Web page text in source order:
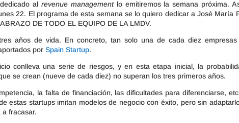
dedicado alrevenue managementlo emitiremos la semana próxima.
22. El programa de esta semana se lo quiero dedicar a José María
DE TODO EL EQUIPO DE LA LMDV.
años de vida. En concreto, tan solo una de cada diez empresas
porSpain Startup.
conlleva una serie de riesgos, y en esta etapa inicial, la
se crean (nueve de cada diez) no superan los tres primeros años.
la falta de financiación, las dificultades para diferenciarse,
estas startups imitan modelos de negocio con éxito, pero sin
a fracasar.